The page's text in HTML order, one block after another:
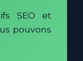
SEO et
pouvons